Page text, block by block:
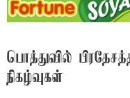
பொத்துவில்
நிகழ்வுகள்